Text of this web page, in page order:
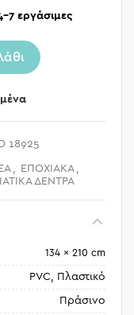
7 εργάσιμες
18925
, ΕΠΟΧΙΑΚΑ ,
ΔΕΝΤΡΑ
134 × 210 cm
PVC, Πλαστικό
Πράσινο